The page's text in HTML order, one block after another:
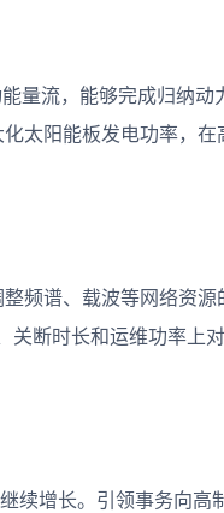
量流，能够完成归纳动
太阳能板发电功率，在
频谱、载波等网络资源
断时长和运维功率上
续增长。引领事务向高